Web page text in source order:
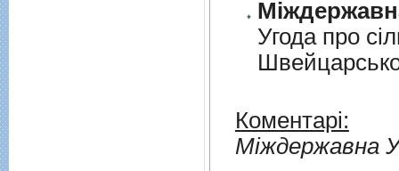
Угода про
Коментарі:
Мiждержавна